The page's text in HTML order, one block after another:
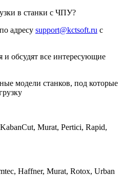
в станки с ЧПУ?
адресу support@kctsoft.ru с
и обсудят все интересующие
модели станков, под которые
Murat, Pertici, Rapid,
Haffner, Murat, Rotox, Urban